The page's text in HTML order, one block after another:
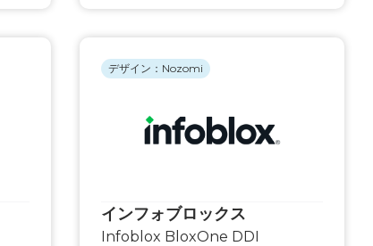
インフォブロックス
Infoblox BloxOne DDI
デザイン：Nozomi